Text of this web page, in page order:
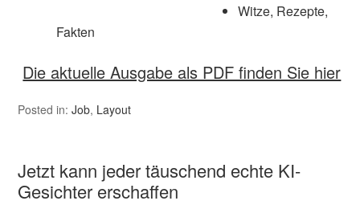
Witze, Rezepte,
Fakten
Die aktuelle Ausgabe als PDF finden Sie hier
Posted in:Job, Layout
Jetzt kann jeder täuschend echte KI-
Gesichter erschaffen